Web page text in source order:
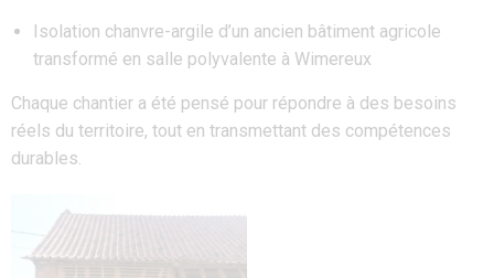
Isolation chanvre-argile d’un ancien bâtiment agricole
transformé en salle polyvalente à Wimereux
Chaque chantier a été pensé pour répondre à des besoins
réels du territoire, tout en transmettant des compétences
durables.